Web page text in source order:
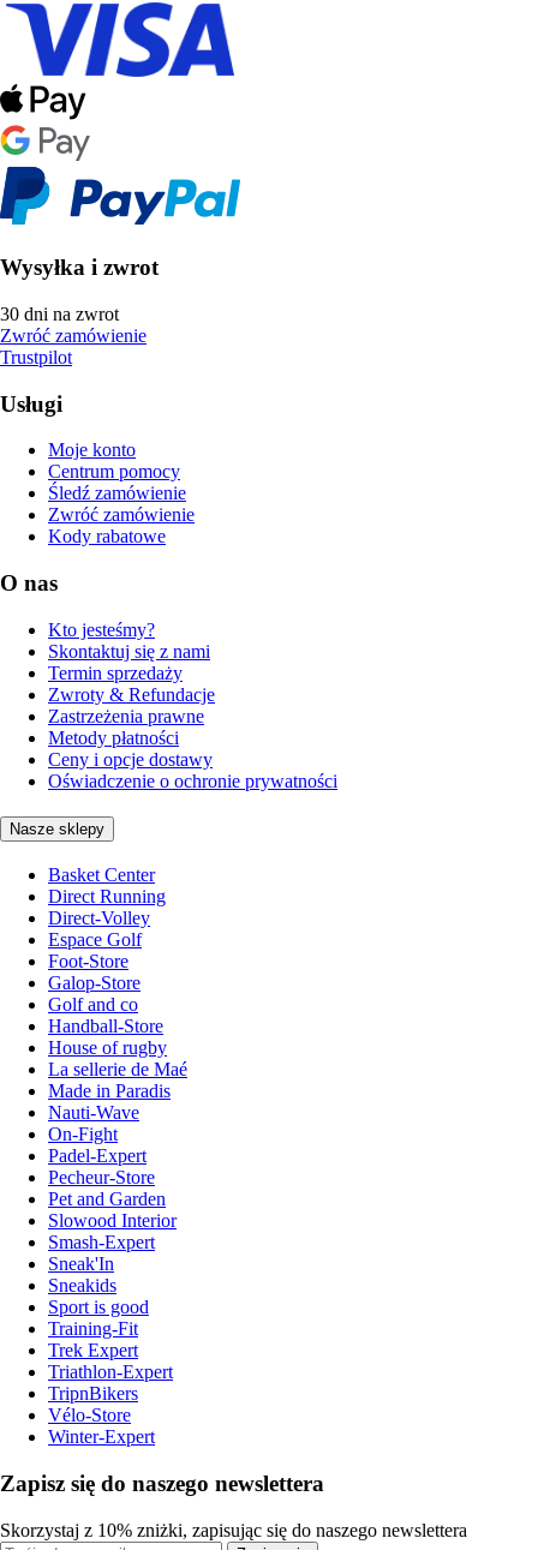
Wysyłka i zwrot
30 dni na zwrot
Zwróć zamówienie
Trustpilot
Usługi
Moje konto
Centrum pomocy
Śledź zamówienie
Zwróć zamówienie
Kody rabatowe
O nas
Kto jesteśmy?
Skontaktuj się z nami
Termin sprzedaży
Zwroty & Refundacje
Zastrzeżenia prawne
Metody płatności
Ceny i opcje dostawy
Oświadczenie o ochronie prywatności
Nasze sklepy
Basket Center
Direct Running
Direct-Volley
Espace Golf
Foot-Store
Galop-Store
Golf and co
Handball-Store
House of rugby
La sellerie de Maé
Made in Paradis
Nauti-Wave
On-Fight
Padel-Expert
Pecheur-Store
Pet and Garden
Slowood Interior
Smash-Expert
Sneak'In
Sneakids
Sport is good
Training-Fit
Trek Expert
Triathlon-Expert
TripnBikers
Vélo-Store
Winter-Expert
Zapisz się do naszego newslettera
Skorzystaj z 10% zniżki, zapisując się do naszego newslettera